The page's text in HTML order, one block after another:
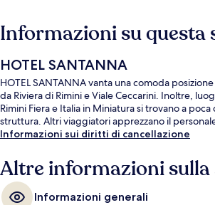
Informazioni su
HOTEL SANTANNA
HOTEL SANTANNA vanta una comoda
da Riviera di Rimini e Viale Ceccarini. Inoltre,
Rimini Fiera e Italia in Miniatura si trovano a
struttura. Altri viaggiatori apprezzano il
Informazioni sui diritti di cancellazione
Altre informazioni
Informazioni generali